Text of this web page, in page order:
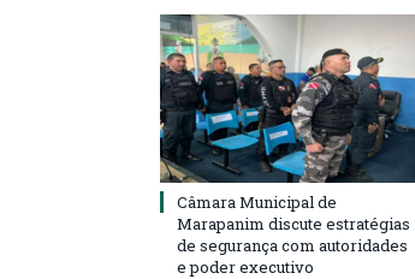
Câmara Municipal de
Marapanim discute estratégias
de segurança com autoridades
e poder executivo